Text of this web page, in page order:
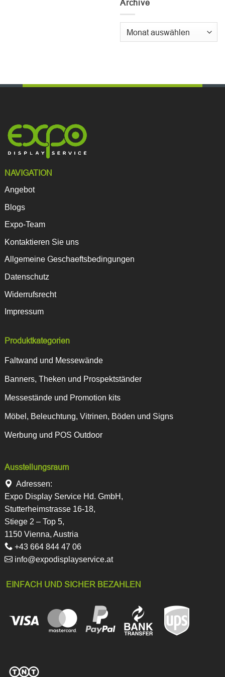
Archive
NAVIGATION
Angebot
Blogs
Expo-Team
Kontaktieren Sie uns
Allgemeine Geschaeftsbedingungen
Datenschutz
Widerrufsrecht
Impressum
Produktkategorien
Faltwand und Messewände
Banners, Theken und Prospektständer
Messestände und Promotion kits
Möbel, Beleuchtung, Vitrinen, Böden und Signs
Werbung und POS Outdoor
Ausstellungsraum
Adressen:
Expo Display Service Hd. GmbH,
Stutterheimstrasse 16-18,
Stiege 2 – Top 5,
1150 Vienna, Austria
+43 664 844 47 06
info@expodisplayservice.at
EINFACH UND SICHER BEZAHLEN